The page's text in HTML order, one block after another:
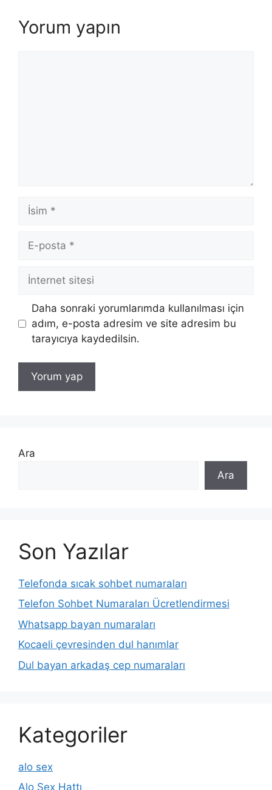
Yorum yapın
İsim
posta
İnternet
Daha sonraki yorumlarımda kullanılması için
adım, e-posta adresim ve site adresim bu
tarayıcıya kaydedilsin.
Ara
Ara
Son Yazılar
Telefonda sıcak sohbet numaraları
Telefon Sohbet Numaraları Ücretlendirmesi
Whatsapp bayan numaraları
Kocaeli çevresinden dul hanımlar
Dul bayan arkadaş cep numaraları
Kategoriler
alo sex
Alo Sex Hattı